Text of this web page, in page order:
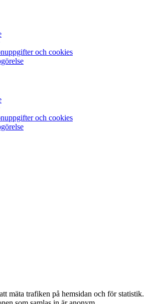
och cookies
och cookies
mäta trafiken på hemsidan och för statistik.